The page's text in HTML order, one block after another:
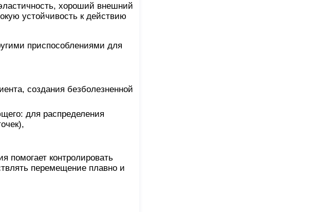
хороший внешний
устойчивость к действию
приспособлениями для
создания безболезненной
для распределения
помогает контролировать
перемещение плавно и